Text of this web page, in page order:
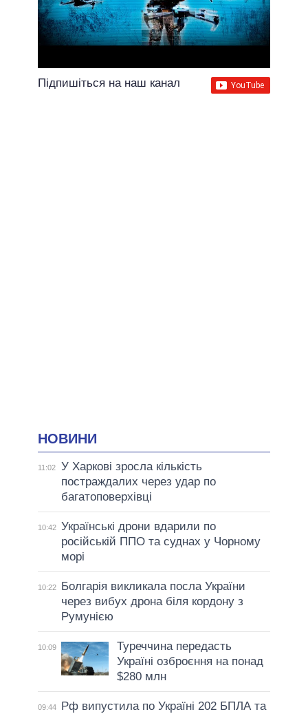
Підпишіться на наш канал
НОВИНИ
11:02
У Харкові зросла кількість
постраждалих через удар по
багатоповерхівці
10:42 Українські дрони вдарили по
російській ППО та суднах у Чорному
морі
10:22
Болгарія викликала посла України
через вибух дрона біля кордону з
Румунією
10:09
Туреччина передасть
Україні озброєння на понад
$280 млн
09:44
Рф випустила по Україні 202 БПЛА та